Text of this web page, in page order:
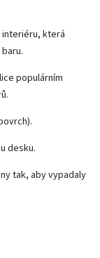
která
populárním
desku.
tak, aby vypadaly